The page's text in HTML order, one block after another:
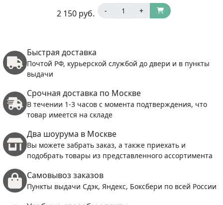
2 150 руб. - +
Быстрая доставка
Почтой РФ, курьерской службой до двери и в пункты
выдачи
Срочная доставка по Москве
В течении 1-3 часов с момента подтверждения, что
товар имеется на складе
Два шоурума в Москве
Вы можете забрать заказ, а также приехать и
подобрать товары из представленного ассортимента
Самовывоз заказов
Пункты выдачи Сдэк, Яндекс, Боксбери по всей России